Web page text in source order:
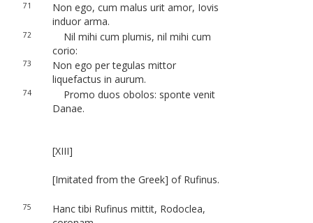
71
Non ego, cum malus urit amor, Iovis
induor arma.
72
Nil mihi cum plumis, nil mihi cum
corio:
73
Non ego per tegulas mittor
liquefactus in aurum.
74
Promo duos obolos: sponte venit
Danae.
[XIII]
[Imitated from the Greek] of Rufinus.
75
Hanc tibi Rufinus mittit, Rodoclea,